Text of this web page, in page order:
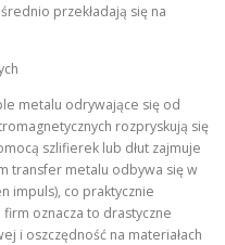
przekładają się na
metalu odrywające się od
rozpryskują się
szlifierek lub dłut zajmuje
transfer metalu odbywa się w
impuls), co praktycznie
oznacza to drastyczne
i oszczędność na materiałach